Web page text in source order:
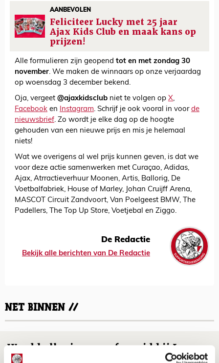
AANBEVOLEN
Feliciteer Lucky met 25 jaar
Ajax Kids Club en maak kans op
prijzen!
Alle formulieren zijn geopend tot en met zondag 30
november. We maken de winnaars op onze verjaardag
op woensdag 3 december bekend.
Oja, vergeet @ajaxkidsclub niet te volgen op X,
Facebook en Instagram. Schrijf je ook vooral in voor de
nieuwsbrief. Zo wordt je elke dag op de hoogte
gehouden van een nieuwe prijs en mis je helemaal
niets!
Wat we overigens al wel prijs kunnen geven, is dat we
voor deze actie samenwerken met Curaçao, Adidas,
Ajax, Atrractieverhuur Moonen, Artis, Ballorig, De
Voetbalfabriek, House of Marley, Johan Cruijff Arena,
MASCOT Circuit Zandvoort, Van Poelgeest BMW, The
Padellers, The Top Up Store, Voetjebal en Ziggo.
De Redactie
Bekijk alle berichten van De Redactie
NET BINNEN //
Word ballenjongen of -meid bij Jong